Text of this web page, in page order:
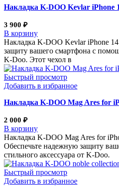
Накладка K-DOO Kevlar iPhone
3 900 ₽
В корзину
Накладка K-DOO Kevlar iPhone
защиту вашего смартфона с
K-Doo. Этот чехол в
Быстрый просмотр
Добавить в избранное
Накладка K-DOO Mag Ares for
2 000 ₽
В корзину
Накладка K-DOO Mag Ares for
Обеспечьте надежную защиту
стильного аксессуара от K-Doo.
Быстрый просмотр
Добавить в избранное